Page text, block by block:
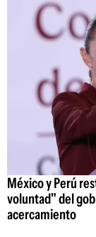
México y Perú
voluntad" del
acercamiento